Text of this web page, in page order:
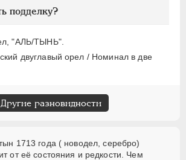
подделку?
"АЛЬ/ТЫНЬ".
двуглавый орел / Номинал в две
Другие разновидности
1713 года ( новодел, серебро)
от её состояния и редкости. Чем
1881-1894
1917-1918
1768-1918